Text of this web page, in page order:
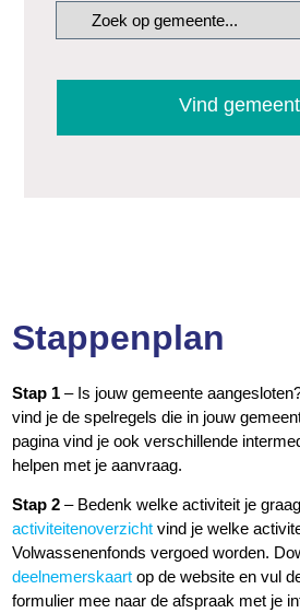
Zoek
Stappenplan
Stap 1– Is jouw gemeente
vind je de spelregels die in jouw
pagina vind je ook verschillende
helpen met je aanvraag.
Stap 2– Bedenk welke activiteit je
activiteitenoverzicht vind je welke
Volwassenenfonds vergoed worden.
deelnemerskaart op de website en vul
formulier mee naar de afspraak met je